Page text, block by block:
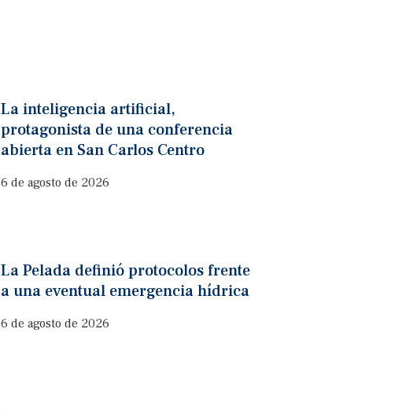
La inteligencia artificial,
protagonista de una conferencia
abierta en San Carlos Centro
6 de agosto de 2026
La Pelada definió protocolos frente
a una eventual emergencia hídrica
6 de agosto de 2026